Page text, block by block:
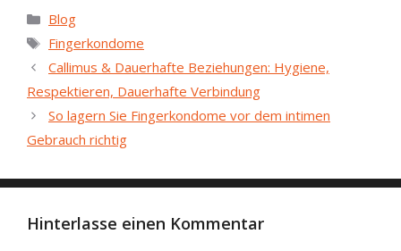
Kategorien
Blog
Stichworte
Fingerkondome
Callimus & Dauerhafte Beziehungen: Hygiene,
Respektieren, Dauerhafte Verbindung
So lagern Sie Fingerkondome vor dem intimen
Gebrauch richtig
Hinterlasse einen Kommentar